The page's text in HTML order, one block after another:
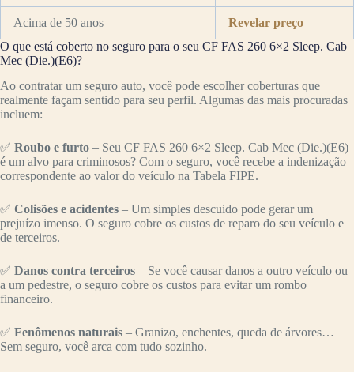
Acima de 50 anos
Revelar preço
O que está coberto no seguro para o seu CF FAS 260 6×2 Sleep. Cab
Mec (Die.)(E6)?
Ao contratar um seguro auto, você pode escolher coberturas que
realmente façam sentido para seu perfil. Algumas das mais procuradas
incluem:
✅ Roubo e furto – Seu CF FAS 260 6×2 Sleep. Cab Mec (Die.)(E6)
é um alvo para criminosos? Com o seguro, você recebe a indenização
correspondente ao valor do veículo na Tabela FIPE.
✅ Colisões e acidentes – Um simples descuido pode gerar um
prejuízo imenso. O seguro cobre os custos de reparo do seu veículo e
de terceiros.
✅ Danos contra terceiros – Se você causar danos a outro veículo ou
a um pedestre, o seguro cobre os custos para evitar um rombo
financeiro.
✅ Fenômenos naturais – Granizo, enchentes, queda de árvores…
Sem seguro, você arca com tudo sozinho.